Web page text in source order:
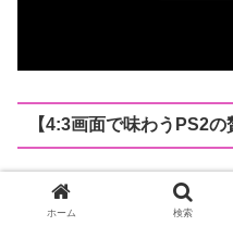
【4:3画面で味わうPS2
この子の最大の魅力と言っ
す💕 PS2スペックのゲー
ホーム 検索